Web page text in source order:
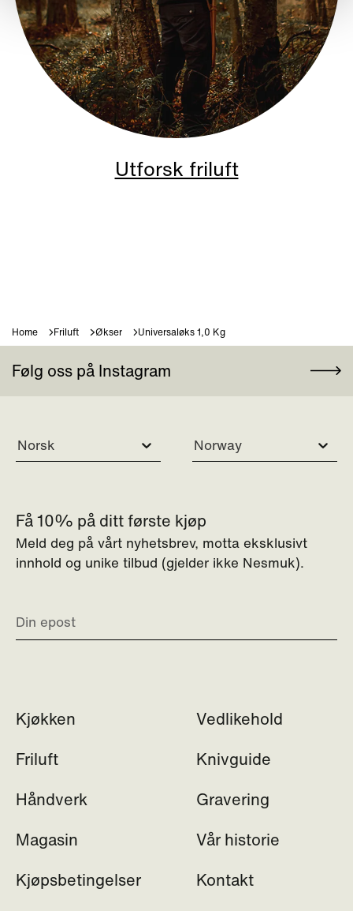
Utforsk friluft
Home Friluft Økser Universaløks 1,0 Kg
Følg oss på Instagram
Norsk Norway
Få 10% på ditt første kjøp
Meld deg på vårt nyhetsbrev, motta eksklusivt
innhold og unike tilbud (gjelder ikke Nesmuk).
Kjøkken
Friluft
Håndverk
Magasin
Kjøpsbetingelser
Vedlikehold
Knivguide
Gravering
Vår historie
Kontakt